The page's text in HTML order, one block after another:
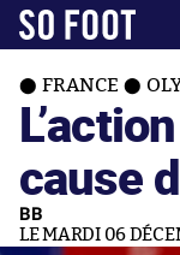
FRANCE
cause
BB
LE MARDI 06